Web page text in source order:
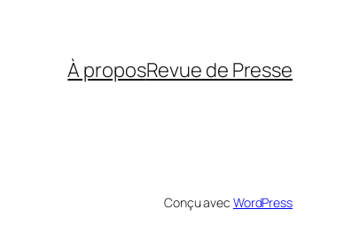
À proposRevue de Presse
Conçu avec WordPress